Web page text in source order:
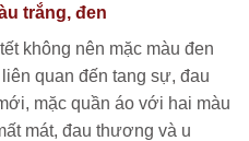
trắng, đen
không nên mặc màu đen
quan đến tang sự, đau
mặc quần áo với hai màu
mát, đau thương và u